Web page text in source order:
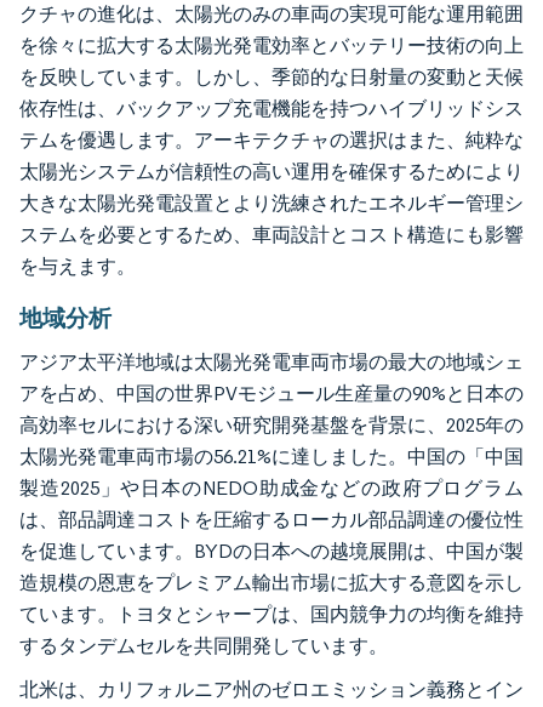
クチャの進化は、太陽光のみの車両の実現可能な運用範囲
を徐々に拡大する太陽光発電効率とバッテリー技術の向上
を反映しています。しかし、季節的な日射量の変動と天候
依存性は、バックアップ充電機能を持つハイブリッドシス
テムを優遇します。アーキテクチャの選択はまた、純粋な
太陽光システムが信頼性の高い運用を確保するためにより
大きな太陽光発電設置とより洗練されたエネルギー管理シ
ステムを必要とするため、車両設計とコスト構造にも影響
を与えます。
地域分析
アジア太平洋地域は太陽光発電車両市場の最大の地域シェ
アを占め、中国の世界PVモジュール生産量の90%と日本の
高効率セルにおける深い研究開発基盤を背景に、2025年の
太陽光発電車両市場の56.21%に達しました。中国の「中国
製造2025」や日本のNEDO助成金などの政府プログラム
は、部品調達コストを圧縮するローカル部品調達の優位性
を促進しています。BYDの日本への越境展開は、中国が製
造規模の恩恵をプレミアム輸出市場に拡大する意図を示し
ています。トヨタとシャープは、国内競争力の均衡を維持
するタンデムセルを共同開発しています。
北米は、カリフォルニア州のゼロエミッション義務とイン